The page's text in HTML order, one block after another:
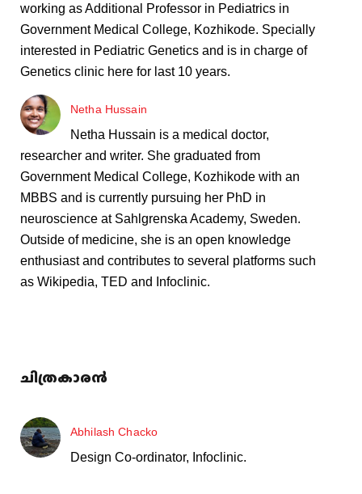
working as Additional Professor in Pediatrics in
Government Medical College, Kozhikode. Specially
interested in Pediatric Genetics and is in charge of
Genetics clinic here for last 10 years.
Netha Hussain
Netha Hussain is a medical doctor,
researcher and writer. She graduated from
Government Medical College, Kozhikode with an
MBBS and is currently pursuing her PhD in
neuroscience at Sahlgrenska Academy, Sweden.
Outside of medicine, she is an open knowledge
enthusiast and contributes to several platforms such
as Wikipedia, TED and Infoclinic.
ചിത്രകാരൻ
Abhilash Chacko
Design Co-ordinator, Infoclinic.